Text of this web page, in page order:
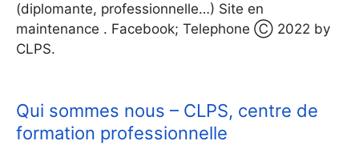
(diplomante, professionnelle…) Site en
maintenance . Facebook; Telephone Ⓒ 2022 by
CLPS.
Qui sommes nous – CLPS, centre de
formation professionnelle